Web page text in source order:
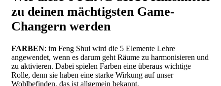
zu deinen mächtigsten Game-
Changern werden
FARBEN: im Feng Shui wird die 5 Elemente Lehre
angewendet, wenn es darum geht Räume zu harmonisieren und
zu aktivieren. Dabei spielen Farben eine überaus wichtige
Rolle, denn sie haben eine starke Wirkung auf unser
Wohlbefinden, das ist allgemein bekannt.